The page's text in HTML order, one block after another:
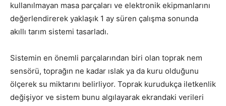
kullanılmayan masa parçaları ve elektronik ekipmanlarını
değerlendirerek yaklaşık 1 ay süren çalışma sonunda
akıllı tarım sistemi tasarladı.
Sistemin en önemli parçalarından biri olan toprak nem
sensörü, toprağın ne kadar ıslak ya da kuru olduğunu
ölçerek su miktarını belirliyor. Toprak kurudukça iletkenlik
değişiyor ve sistem bunu algılayarak ekrandaki verileri